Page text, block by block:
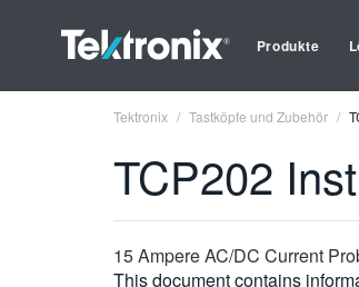
Produkte
Tektronix Tastköpfe und Zubehör
TCP202
15 Ampere AC/DC Current
This document contains